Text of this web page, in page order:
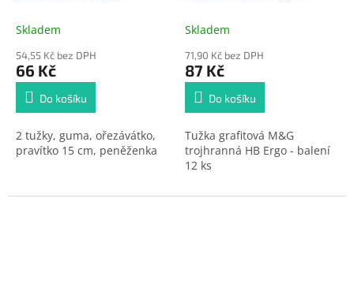
Skladem
54,55 Kč bez DPH
66 Kč
Do košíku
2 tužky, guma, ořezávátko,
pravítko 15 cm, peněženka
Skladem
71,90 Kč bez DPH
87 Kč
Do košíku
Tužka grafitová M&G
trojhranná HB Ergo - balení
12 ks